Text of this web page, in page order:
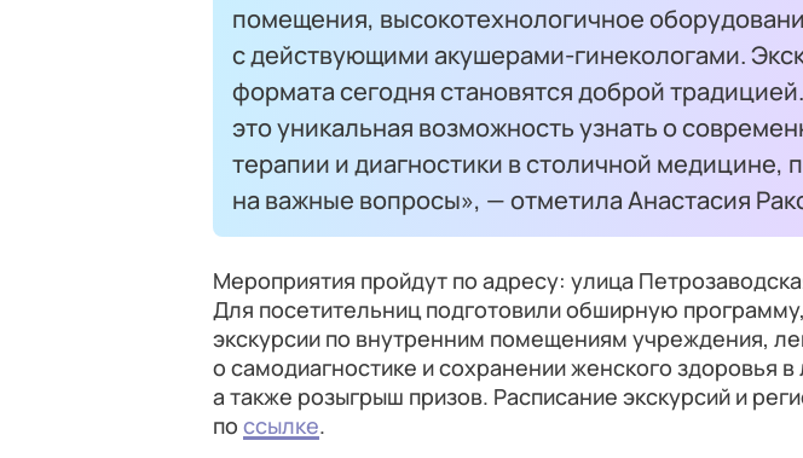
помещения, высокотехнологичное
с действующими акушерами-гинекологами.
формата сегодня становятся доброй
это уникальная возможность узнать о
терапии и диагностики в столичной медицине,
на важные вопросы», — отметила Анастасия
Мероприятия пройдут по адресу: улица
Для посетительниц подготовили обширную
экскурсии по внутренним помещениям учреждения,
о самодиагностике и сохранении женского здоровья
а также розыгрыш призов. Расписание экскурсий и
по ссылке.